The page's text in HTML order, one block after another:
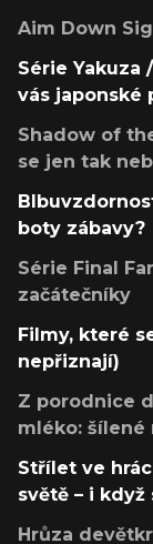
Aim Down
Série Yakuza
vás japonské
Shadow of
se jen tak
boty zábavy?
Série Final
začátečníky
Filmy, které
nepřiznají)
Z porodnice
mléko:
Střílet ve
světě – i
Hrůza